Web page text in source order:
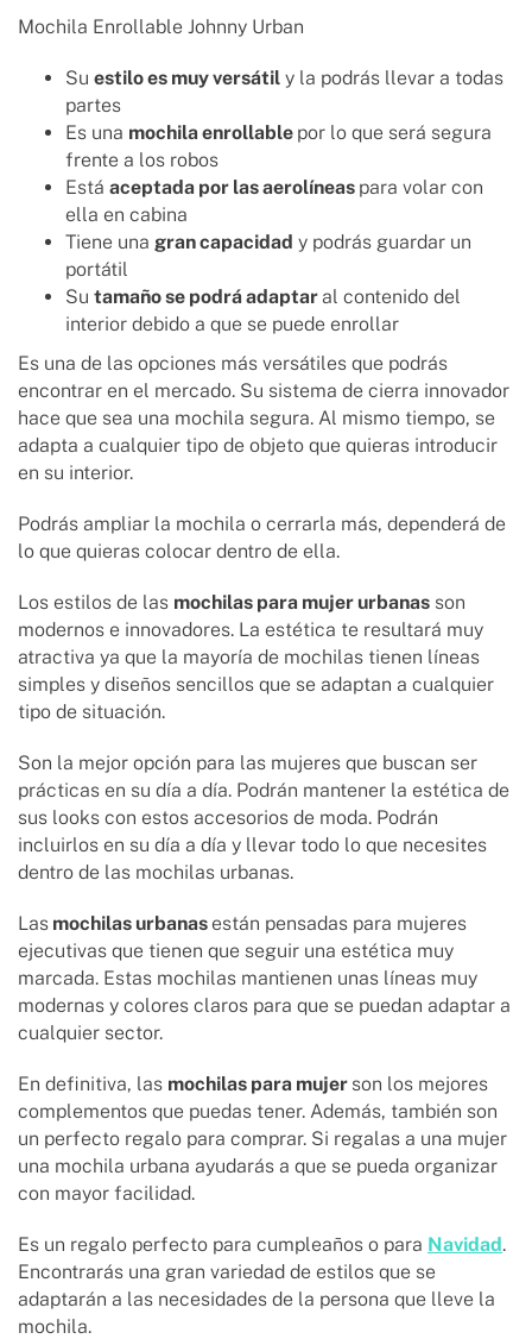
Mochila Enrollable Johnny Urban
Su estilo es muy versátil y la podrás llevar a todas
partes
Es una mochila enrollable por lo que será segura
frente a los robos
Está aceptada por las aerolíneas para volar con
ella en cabina
Tiene una gran capacidad y podrás guardar un
portátil
Su tamaño se podrá adaptar al contenido del
interior debido a que se puede enrollar
Es una de las opciones más versátiles que podrás
encontrar en el mercado. Su sistema de cierra innovador
hace que sea una mochila segura. Al mismo tiempo, se
adapta a cualquier tipo de objeto que quieras introducir
en su interior.
Podrás ampliar la mochila o cerrarla más, dependerá de
lo que quieras colocar dentro de ella.
Los estilos de las mochilas para mujer urbanas son
modernos e innovadores. La estética te resultará muy
atractiva ya que la mayoría de mochilas tienen líneas
simples y diseños sencillos que se adaptan a cualquier
tipo de situación.
Son la mejor opción para las mujeres que buscan ser
prácticas en su día a día. Podrán mantener la estética de
sus looks con estos accesorios de moda. Podrán
incluirlos en su día a día y llevar todo lo que necesites
dentro de las mochilas urbanas.
Las mochilas urbanas están pensadas para mujeres
ejecutivas que tienen que seguir una estética muy
marcada. Estas mochilas mantienen unas líneas muy
modernas y colores claros para que se puedan adaptar a
cualquier sector.
En definitiva, las mochilas para mujer son los mejores
complementos que puedas tener. Además, también son
un perfecto regalo para comprar. Si regalas a una mujer
una mochila urbana ayudarás a que se pueda organizar
con mayor facilidad.
Es un regalo perfecto para cumpleaños o para Navidad .
Encontrarás una gran variedad de estilos que se
adaptarán a las necesidades de la persona que lleve la
mochila.